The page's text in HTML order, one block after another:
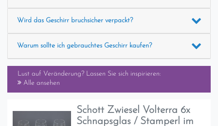
Wird das Geschirr bruchsicher verpackt?
Warum sollte ich gebrauchtes Geschirr kaufen?
Lust auf Veränderung? Lassen Sie sich inspirieren:
Alle ansehen
Schott Zwiesel Volterra 6x
Schnapsglas / Stamperl im